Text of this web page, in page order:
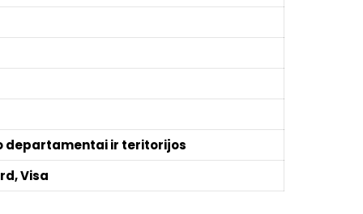
departamentai ir teritorijos
Visa